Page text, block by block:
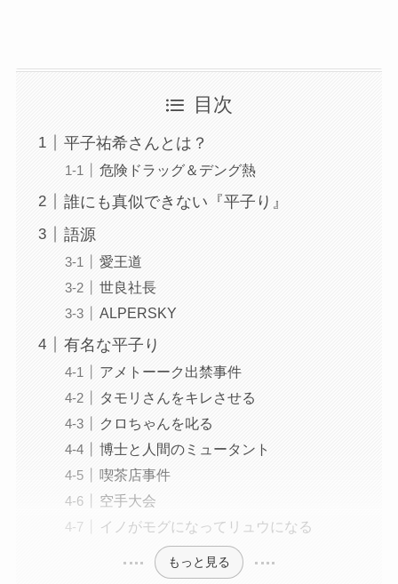
目次
平子祐希さんとは？
危険ドラッグ＆デング熱
誰にも真似できない『平子り』
語源
愛王道
世良社長
ALPERSKY
有名な平子り
アメトーーク出禁事件
タモリさんをキレさせる
クロちゃんを叱る
博士と人間のミュータント
喫茶店事件
空手大会
イノがモグになってリュウになる
もっと見る